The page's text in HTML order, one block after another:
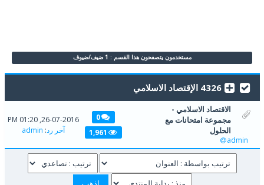
مستخدمون يتصفحون هذا القسم : 1 ضيف/ضيوف
4326 الإقتصاد الاسلامي
الاقتصاد الاسلامي -
مجموعة امتحانات مع
الحلول
admin
0
1,961
26-07-2016, 01:20 PM
آخر رد:
admin